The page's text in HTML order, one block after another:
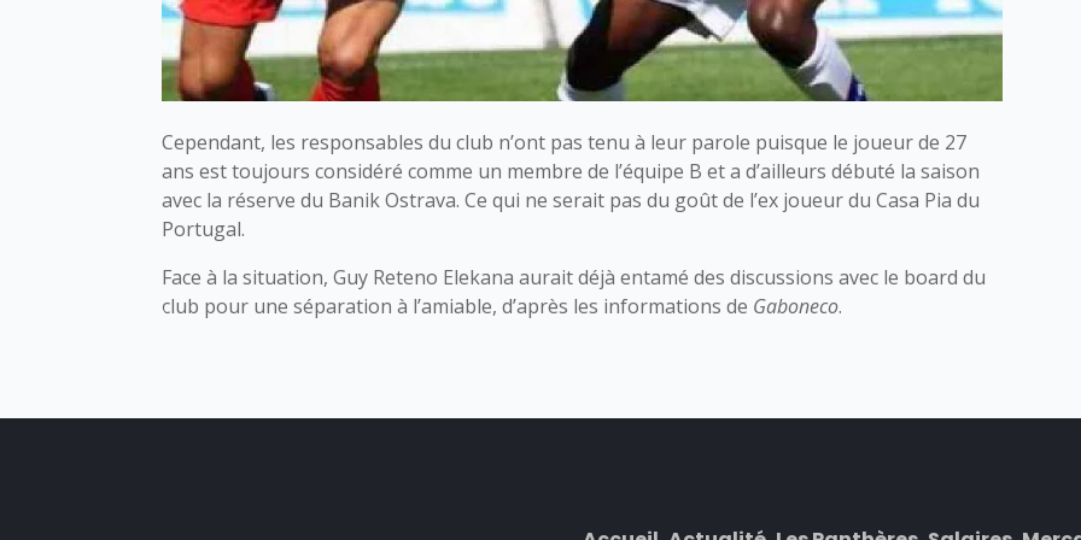
Cependant, les responsables du club n’ont pas tenu à leur parole puisque le joueur de 27
ans est toujours considéré comme un membre de l’équipe B et a d’ailleurs débuté la saison
avec la réserve du Banik Ostrava. Ce qui ne serait pas du goût de l’ex joueur du Casa Pia du
Portugal.
Face à la situation, Guy Reteno Elekana aurait déjà entamé des discussions avec le board du
club pour une séparation à l’amiable, d’après les informations de Gaboneco.